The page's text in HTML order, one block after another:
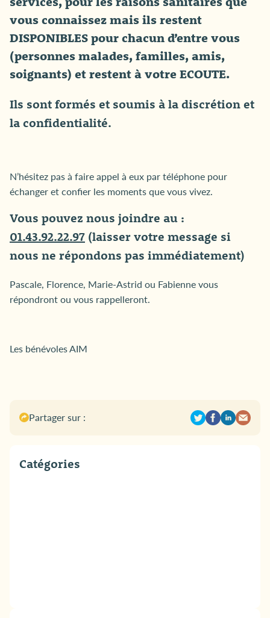
vous connaissez mais ils restent
DISPONIBLES pour chacun d’entre vous
(personnes malades, familles, amis,
soignants) et restent à votre ECOUTE.
Ils sont formés et soumis à la discrétion et
la confidentialité.
N’hésitez pas à faire appel à eux par téléphone pour
échanger et confier les moments que vous vivez.
Vous pouvez nous joindre au :
01.43.92.22.97 (laisser votre message si
nous ne répondons pas immédiatement)
Pascale, Florence, Marie-Astrid ou Fabienne vous
répondront ou vous rappelleront.
Les bénévoles AIM
Partager sur :
Catégories